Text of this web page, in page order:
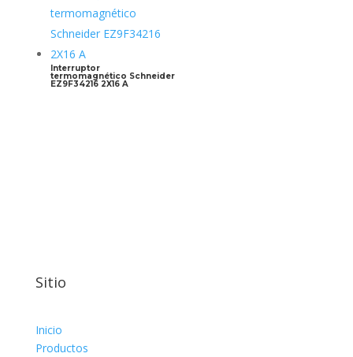
Interruptor
termomagnético Schneider
EZ9F34216 2X16 A
Sitio
Inicio
Productos